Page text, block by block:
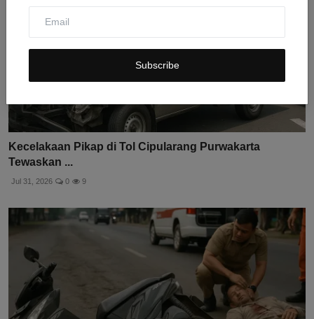
Subscribe
Kecelakaan Pikap di Tol Cipularang Purwakarta
Tewaskan ...
Jul 31, 2026 0 9